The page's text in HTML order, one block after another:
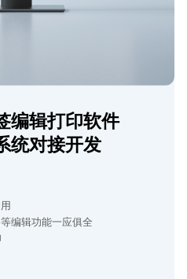
编辑打印软件
统对接开发
编辑功能一应俱全